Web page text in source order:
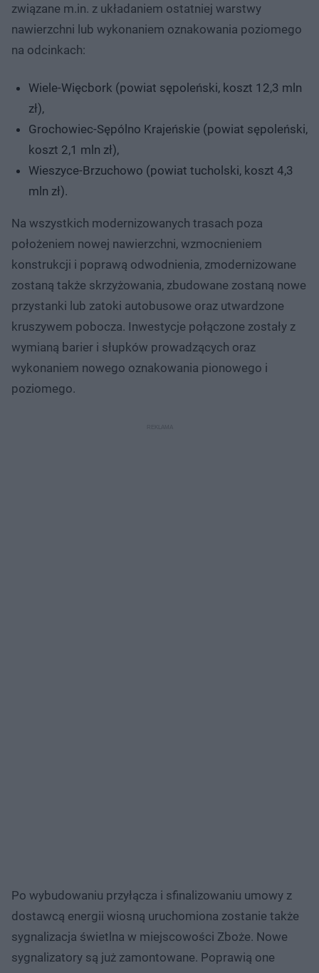
związane m.in. z układaniem ostatniej warstwy
nawierzchni lub wykonaniem oznakowania poziomego
na odcinkach:
Wiele-Więcbork (powiat sępoleński, koszt 12,3 mln
zł),
Grochowiec-Sępólno Krajeńskie (powiat sępoleński,
koszt 2,1 mln zł),
Wieszyce-Brzuchowo (powiat tucholski, koszt 4,3
mln zł).
Na wszystkich modernizowanych trasach poza
położeniem nowej nawierzchni, wzmocnieniem
konstrukcji i poprawą odwodnienia, zmodernizowane
zostaną także skrzyżowania, zbudowane zostaną nowe
przystanki lub zatoki autobusowe oraz utwardzone
kruszywem pobocza. Inwestycje połączone zostały z
wymianą barier i słupków prowadzących oraz
wykonaniem nowego oznakowania pionowego i
poziomego.
Po wybudowaniu przyłącza i sfinalizowaniu umowy z
dostawcą energii wiosną uruchomiona zostanie także
sygnalizacja świetlna w miejscowości Zboże. Nowe
sygnalizatory są już zamontowane. Poprawią one